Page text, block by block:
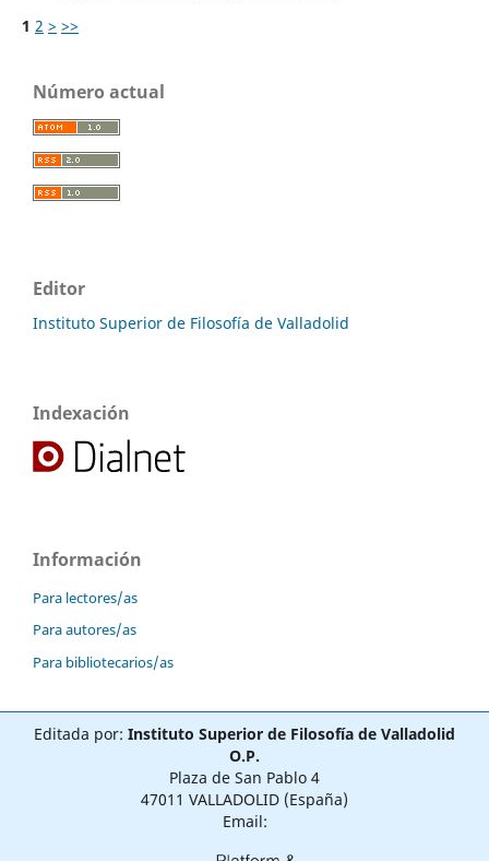
1 2 > >>
Número actual
Editor
Instituto Superior de Filosofía de Valladolid
Indexación
Información
Para lectores/as
Para autores/as
Para bibliotecarios/as
Editada por: Instituto Superior de Filosofía de Valladolid
O.P.
Plaza de San Pablo 4
47011 VALLADOLID (España)
Email: